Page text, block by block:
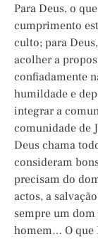
Para Deus, o
cumprimento
culto; para
acolher a
confiadamente
humildade e
integrar a
comunidade de
Deus chama
consideram
precisam do
actos, a
sempre um
homem… O que